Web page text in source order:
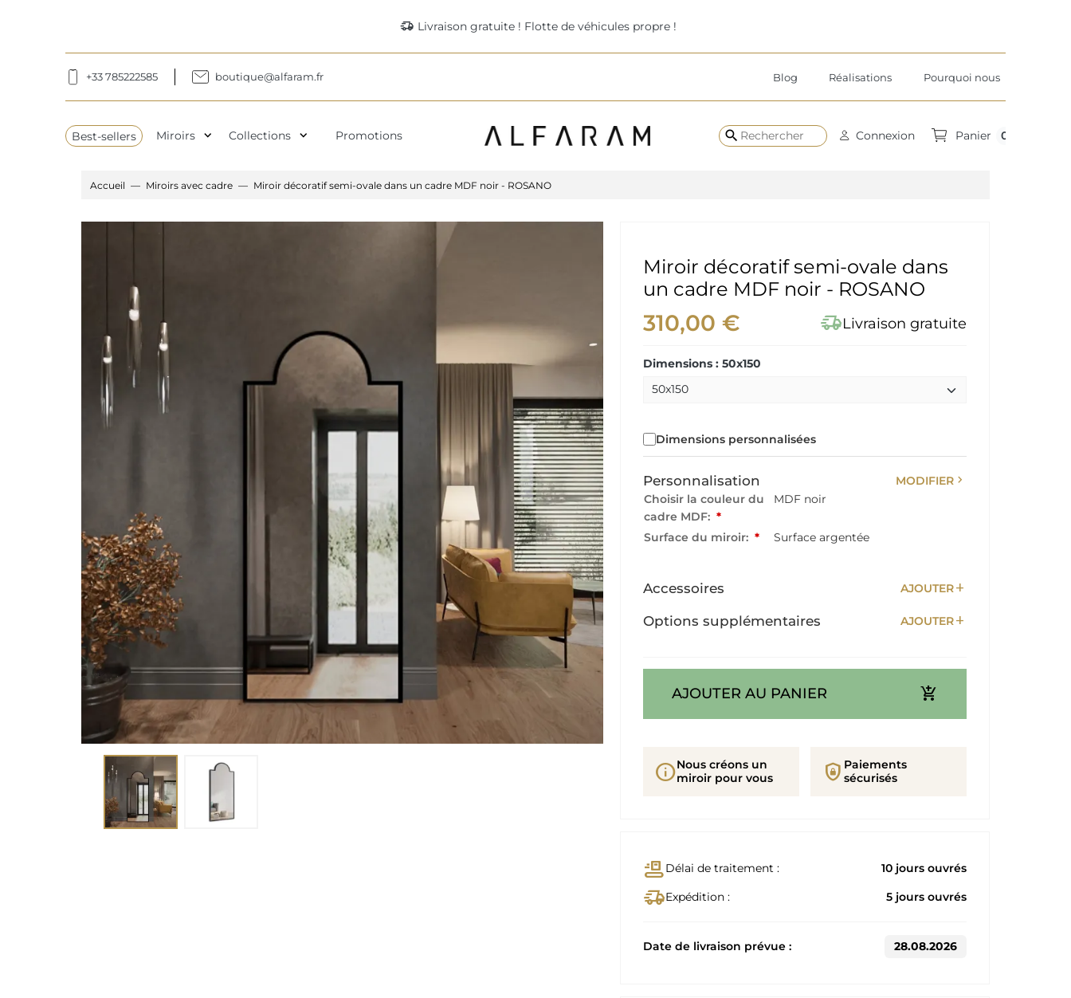
delivery_truck_speed Livraison gratuite ! Flotte de véhicules propre !
+33 785222585 boutique@alfaram.fr Blog Réalisations Pourquoi nous
Best-sellers Miroirs expand_more Collections expand_more Promotions search Connexion Panier 0
Accueil Miroirs avec cadre Miroir décoratif semi-ovale dans un cadre MDF noir - ROSANO
Miroir décoratif semi-ovale dans
un cadre MDF noir - ROSANO
310,00 € delivery_truck_speedLivraison gratuite
Dimensions : 50x150
Dimensions personnalisées
Personnalisation MODIFIER chevron_right
Choisir la couleur du
cadre MDF: *
MDF noir
Surface du miroir: * Surface argentée
Accessoires AJOUTERadd
Options supplémentaires AJOUTERadd
AJOUTER AU PANIER add_shopping_cart
infoNous créons un
miroir pour vous
shield_lock Paiements
sécurisés
conveyor_beltDélai de traitement : 10 jours ouvrés
delivery_truck_speedExpédition : 5 jours ouvrés
Date de livraison prévue : 28.08.2026